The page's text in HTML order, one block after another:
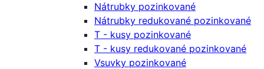
Nátrubky pozinkované
Nátrubky redukované pozinkované
T - kusy pozinkované
T - kusy redukované pozinkované
Vsuvky pozinkované